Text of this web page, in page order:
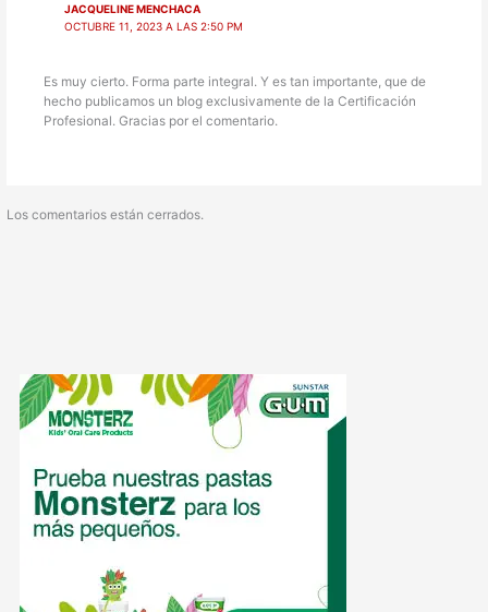
JACQUELINE MENCHACA
OCTUBRE 11, 2023 A LAS 2:50 PM
Es muy cierto. Forma parte integral. Y es tan importante, que de
hecho publicamos un blog exclusivamente de la Certificación
Profesional. Gracias por el comentario.
Los comentarios están cerrados.